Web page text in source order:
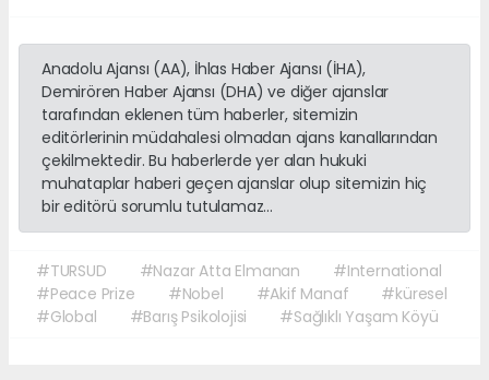
Anadolu Ajansı (AA), İhlas Haber Ajansı (İHA),
Demirören Haber Ajansı (DHA) ve diğer ajanslar
tarafından eklenen tüm haberler, sitemizin
editörlerinin müdahalesi olmadan ajans kanallarından
çekilmektedir. Bu haberlerde yer alan hukuki
muhataplar haberi geçen ajanslar olup sitemizin hiç
bir editörü sorumlu tutulamaz...
#TURSUD #Nazar Atta Elmanan
#International
#Peace Prize
#Nobel #Akif Manaf
#küresel
#Global
#Barış Psikolojisi #Sağlıklı Yaşam Köyü